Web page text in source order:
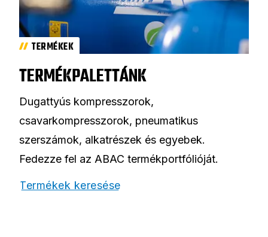
TERMÉKEK
TERMÉKPALETTÁNK
Dugattyús kompresszorok,
csavarkompresszorok, pneumatikus
szerszámok, alkatrészek és egyebek.
Fedezze fel az ABAC termékportfólióját.
Termékek keresése